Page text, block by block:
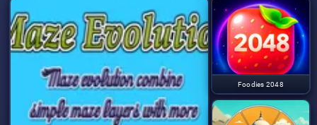
Foodies 2048